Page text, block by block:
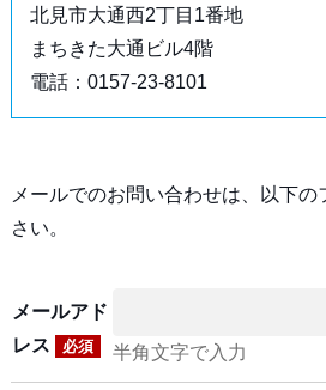
北見市大通西2丁目1番地
まちきた大通ビル4階
電話：0157-23-8101
メールでのお問い合わせは、以下
さい。
メールアド
レス
必須 半角文字で入力